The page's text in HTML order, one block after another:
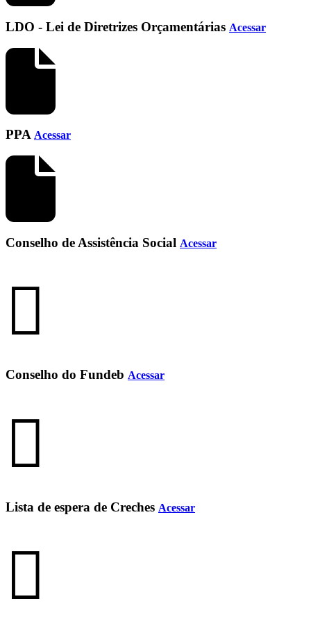
LDO - Lei de Diretrizes Orçamentárias Acessar
PPA Acessar
Conselho de Assistência Social Acessar
Conselho do Fundeb Acessar
Lista de espera de Creches Acessar